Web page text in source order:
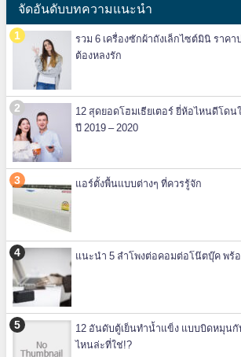
จัดอันดับบทความแนะนำ
รวม 6 เครื่องซักผ้าถังเล็กไซต์มินิ ราค
ต้องหลงรัก
12 สุดยอดโฮมเธียเตอร์ ยี่ห้อไหนดีโดน
ปี 2019 – 2020
แอร์ตั้งพื้นแบบต่างๆ ที่ควรรู้จัก
แนะนำ 5 ลำโพงต่อคอมต่อโน๊ตบุ๊ค พร้
12 อันดับตู้เย็นทำน้ำแข็ง แบบบิดหมุน
ไหนล่ะที่ใช่!?